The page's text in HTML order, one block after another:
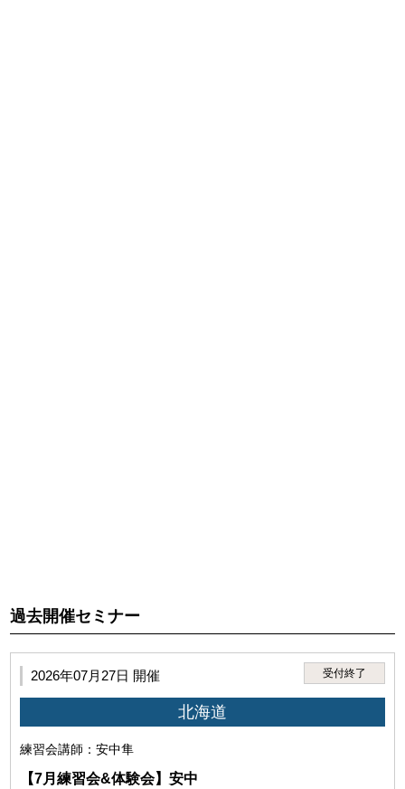
止、利用資格喪失後であっても、全ての法的責任を負うもの
とします。
過去開催セミナー
2026年07月27日 開催 受付終了
北海道
練習会講師：安中隼
【7月練習会&体験会】安中